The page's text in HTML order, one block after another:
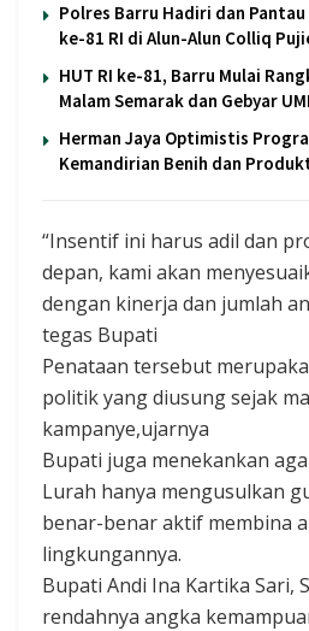
Polres Barru Hadiri dan Pantau
ke-81 RI di Alun-Alun Colliq
HUT RI ke-81, Barru Mulai
Malam Semarak dan Gebyar
Herman Jaya Optimistis
Kemandirian Benih dan
“Insentif ini harus adil dan
depan, kami akan
dengan kinerja dan jumlah
tegas Bupati
Penataan tersebut
politik yang diusung sejak
kampanye,ujarnya
Bupati juga menekankan
Lurah hanya mengusulkan
benar-benar aktif membina
lingkungannya.
Bupati Andi Ina Kartika Sari,
rendahnya angka